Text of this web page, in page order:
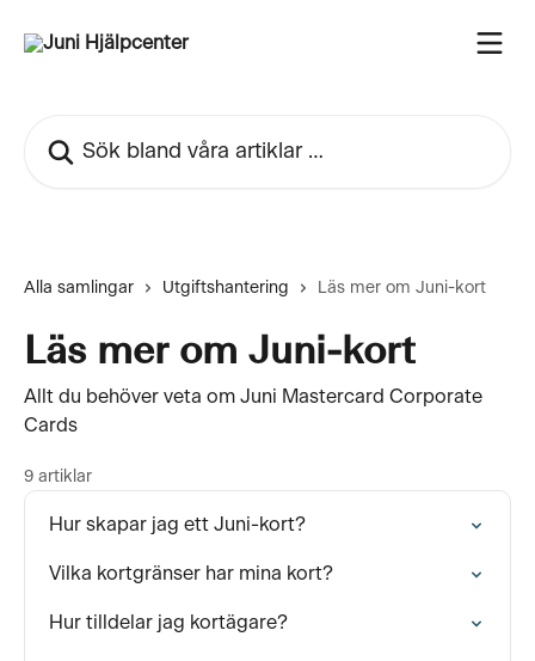
Alla samlingar Utgiftshantering Läs mer om Juni-kort
Läs mer om Juni-kort
Allt du behöver veta om Juni Mastercard Corporate
Cards
9 artiklar
Hur skapar jag ett Juni-kort?
Vilka kortgränser har mina kort?
Hur tilldelar jag kortägare?